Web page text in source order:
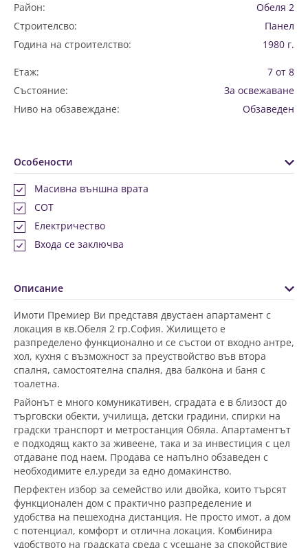
Район:
Обеля 2
Строителсво:
Панел
Година на строителство:
1980 г.
Етаж:
7 от 8
Състояние:
За освежаване
Ниво на обзавеждане:
Обзаведен
Особености
Масивна външна врата
СОТ
Електричество
Входа се заключва
Описание
Имоти Премиер Ви представя двустаен апартамент с
локация в кв.Обеля 2 гр.София. Жилището е
разпределено функционално и се състои от входно антре,
хол, кухня с възможност за преуствойство във втора
спалня, самостоятелна спалня, два балкона и баня с
тоалетна.
Районът е много комуникативен, сградата е в близост до
търговски обекти, училища, детски градини, спирки на
градски транспорт и метростанция Обяла. Апартаментът
е подходящ както за живеене, така и за инвестиция с цел
отдаване под наем. Продава се напълно обзаведен с
необходимите ел.уреди за едно домакинство.
Перфектен избор за семейство или двойка, които търсят
функционален дом с практично разпределение и
удобства на пешеходна дистанция. Не просто имот, а дом
с потенциал, комфорт и отлична локация. Комбинира
удобството на градската среда с усещане за спокойствие